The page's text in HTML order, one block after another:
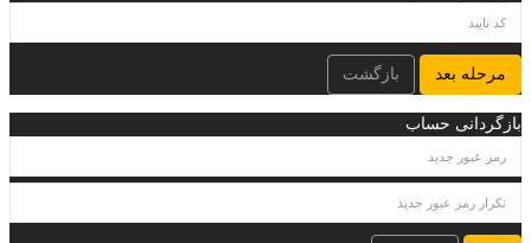
مرحله بعد بازگشت
بازگردانی حساب